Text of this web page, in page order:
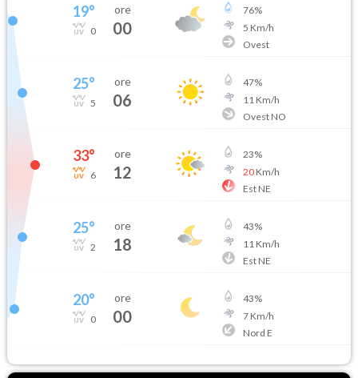
19°
0
ore
00
76%
5 Km/h
Ovest
25°
5
ore
06
47%
11 Km/h
Ovest NO
33°
6
ore
12
23%
20Km/h
Est NE
25°
2
ore
18
43%
11 Km/h
Est NE
20°
0
ore
00
43%
7Km/h
Nord E